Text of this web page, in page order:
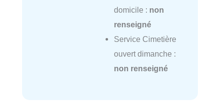
domicile : non
renseigné
Service Cimetière
ouvert dimanche :
non renseigné